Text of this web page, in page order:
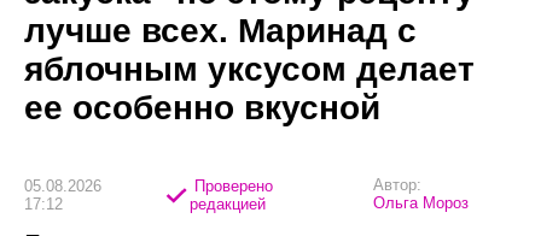
лучше всех. Маринад с
яблочным уксусом делает
ее особенно вкусной
05.08.2026
17:12
Проверено
редакцией
Автор:
Ольга Мороз